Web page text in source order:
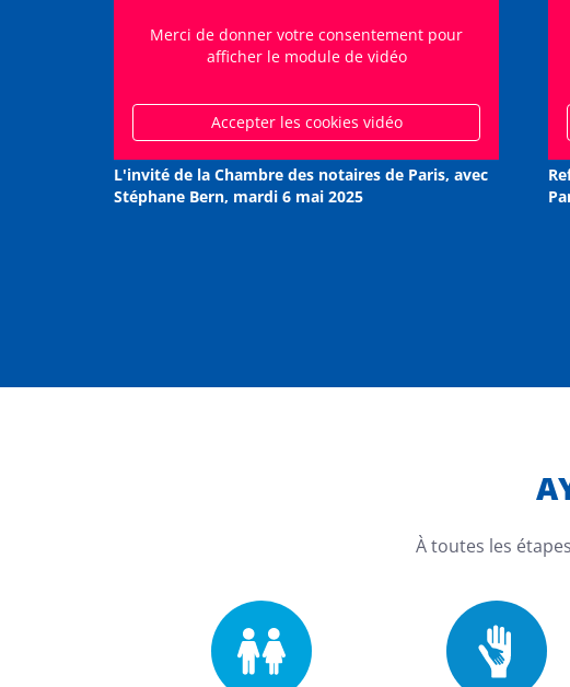
Merci de donner votre consentement pour
afficher le module de vidéo
Accepter les cookies vidéo
L'invité de la Chambre des notaires de Paris, avec
Stéphane Bern, mardi 6 mai 2025
À toutes les